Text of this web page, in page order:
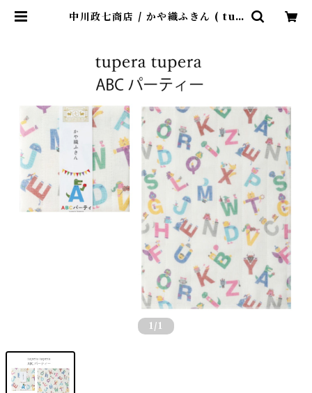
中川政七商店 / かや織ふきん ( tup
1 /1